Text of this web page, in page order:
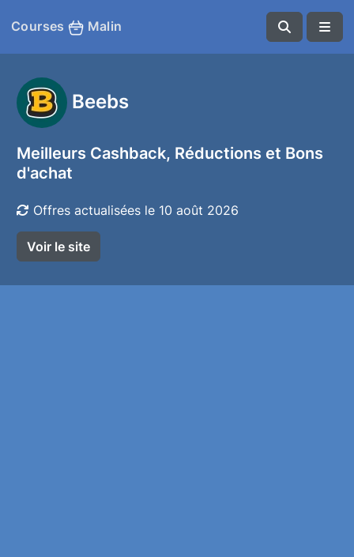
Courses Malin
Beebs
Meilleurs Cashback, Réductions et Bons
d'achat
Offres actualisées le 10 août 2026
Voir le site